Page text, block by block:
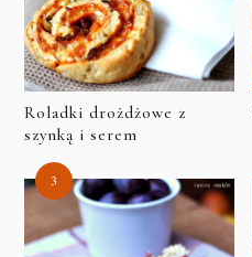
Roladki drożdżowe z
szynką i serem